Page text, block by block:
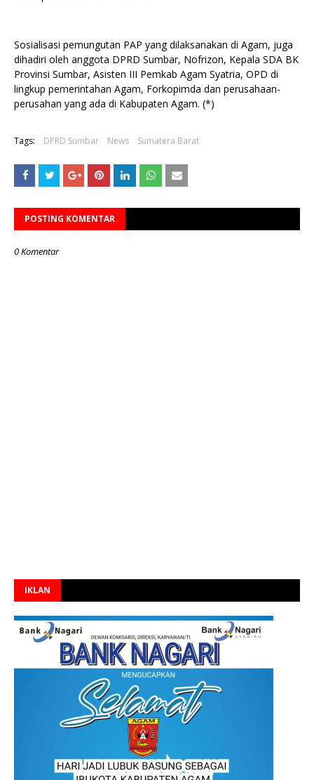
Sosialisasi pemungutan PAP yang dilaksanakan di Agam, juga
dihadiri oleh anggota DPRD Sumbar, Nofrizon, Kepala SDA BK
Provinsi Sumbar, Asisten III Pemkab Agam Syatria, OPD di
lingkup pemerintahan Agam, Forkopimda dan perusahaan-
perusahan yang ada di Kabupaten Agam. (*)
Tags: DPRD Sumbar News Sumatera Barat
POSTING KOMENTAR
0 Komentar
IKLAN